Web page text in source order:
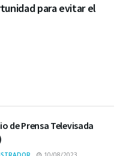
para evitar el
de Prensa Televisada